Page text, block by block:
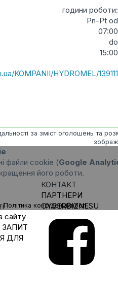
години роботи:
Pn-Pt od
07:00
do
15:00
KOMPANII/HYDROMEL/139111
за зміст оголошень та
файли cookie (Google
його роботи.
Політика конфіденційності.
сайту
ДЛЯ
КОНТАКТ
ПАРТНЕРИ
CYBERBIZNESU